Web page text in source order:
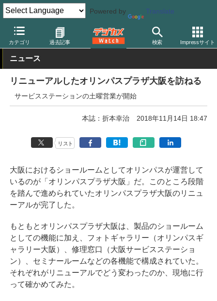
Powered by Translate
カテゴリ 過去記事 検索 Impressサイト
デジカメ Watch 業界動向 企業
ニュース
リニューアルしたオリンパスプラザ大阪を訪ねる
サービスステーションの土曜営業が開始
本誌：折本幸治 2018年11月14日 18:47
リスト
大阪におけるショールームとしてオリンパスが運営して
いるのが「オリンパスプラザ大阪」だ。このところ段階
を踏んで進められていたオリンパスプラザ大阪のリニュ
ーアルが完了した。
もともとオリンパスプラザ大阪は、製品のショールーム
としての機能に加え、フォトギャラリー（オリンパスギ
ャラリー大阪）、修理窓口（大阪サービスステーショ
ン）、セミナールームなどの各機能で構成されていた。
それぞれがリニューアルでどう変わったのか、現地に行
って確かめてみた。